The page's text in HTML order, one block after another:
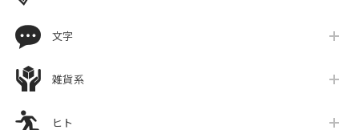
文字
雑貨系
ヒト